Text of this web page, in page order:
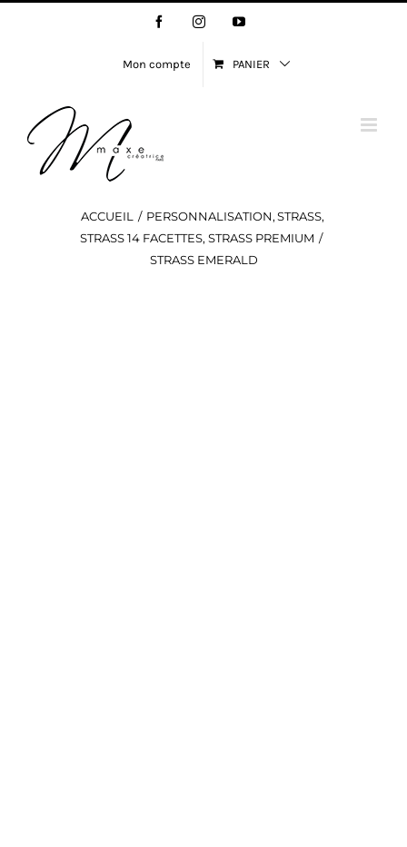
FacebookInstagramYouTube
Mon compte PANIER
ACCUEIL PERSONNALISATION STRASS
STRASS 14 FACETTES STRASS PREMIUM
STRASS EMERALD